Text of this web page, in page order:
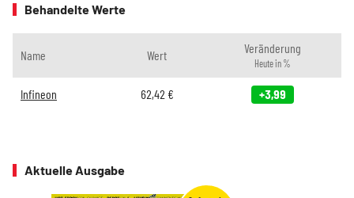
Behandelte Werte
Name Wert Veränderung
Heute in %
Infineon 62,42 € +3,99
Aktuelle Ausgabe